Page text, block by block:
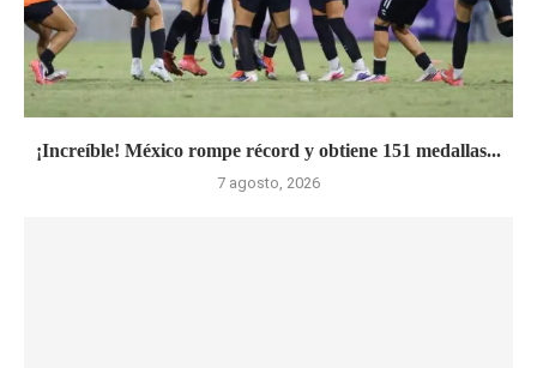
¡Increíble! México rompe récord y obtiene 151 medallas...
7 agosto, 2026